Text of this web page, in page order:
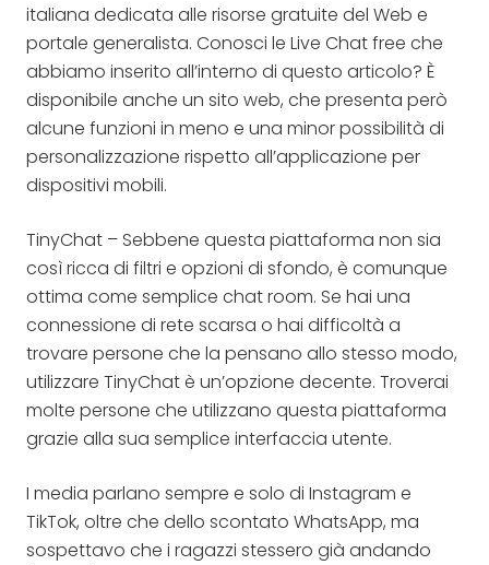
italiana dedicata alle risorse gratuite del Web e
portale generalista. Conosci le Live Chat free che
abbiamo inserito all’interno di questo articolo? È
disponibile anche un sito web, che presenta però
alcune funzioni in meno e una minor possibilità di
personalizzazione rispetto all’applicazione per
dispositivi mobili.
TinyChat – Sebbene questa piattaforma non sia
così ricca di filtri e opzioni di sfondo, è comunque
ottima come semplice chat room. Se hai una
connessione di rete scarsa o hai difficoltà a
trovare persone che la pensano allo stesso modo,
utilizzare TinyChat è un’opzione decente. Troverai
molte persone che utilizzano questa piattaforma
grazie alla sua semplice interfaccia utente.
I media parlano sempre e solo di Instagram e
TikTok, oltre che dello scontato WhatsApp, ma
sospettavo che i ragazzi stessero già andando